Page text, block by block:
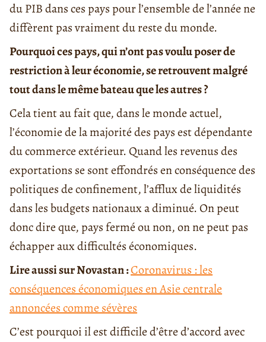
du PIB dans ces pays pour l’ensemble de l’année ne
diffèrent pas vraiment du reste du monde.
Pourquoi ces pays, qui n’ont pas voulu poser de
restriction à leur économie, se retrouvent malgré
tout dans le même bateau que les autres ?
Cela tient au fait que, dans le monde actuel,
l’économie de la majorité des pays est dépendante
du commerce extérieur. Quand les revenus des
exportations se sont effondrés en conséquence des
politiques de confinement, l’afflux de liquidités
dans les budgets nationaux a diminué. On peut
donc dire que, pays fermé ou non, on ne peut pas
échapper aux difficultés économiques.
Lire aussi sur Novastan :Coronavirus : les
conséquences économiques en Asie centrale
annoncées comme sévères
C’est pourquoi il est difficile d’être d’accord avec